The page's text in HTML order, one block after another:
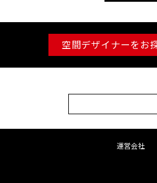
空間デザイナーをお
索:
運営会社